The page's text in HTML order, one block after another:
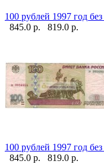
100 рублей 1997 год
845.0 р.
819.0 р.
100 рублей 1997 год
845.0 р.
819.0 р.